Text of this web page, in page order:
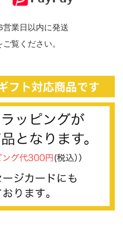
営業日以内に発送
ご覧ください。